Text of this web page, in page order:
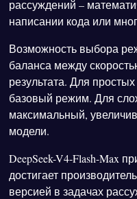
рассуждений –
написании кода или
Возможность выбора
баланса между
результата. Для
базовый режим. Для
максимальный,
модели.
DeepSeek-V4-Flash-Max
достигает
версией в задачах